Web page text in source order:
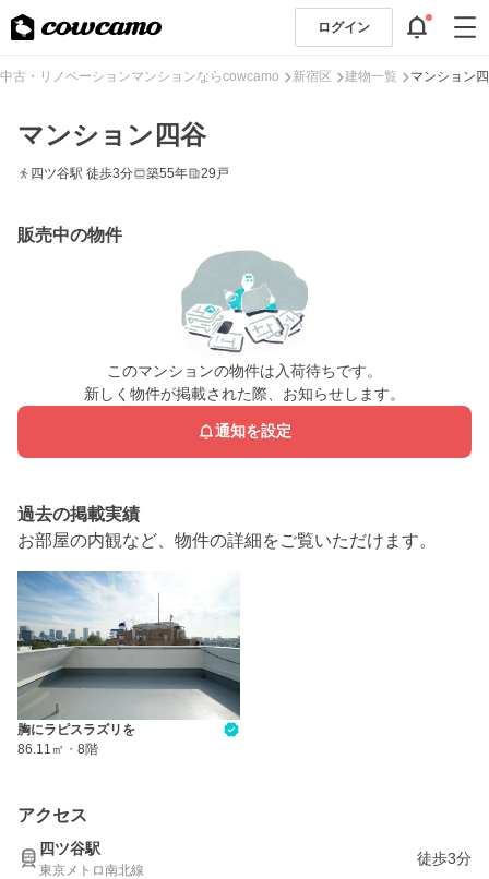
ログイン
中古・リノベーションマンションならcowcamo 新宿区 建物一覧 マンション
マンション四谷
四ツ谷駅 徒歩3分 築55年 29戸
販売中の物件
このマンションの物件は入荷待ちです。
新しく物件が掲載された際、お知らせします。
通知を設定
過去の掲載実績
お部屋の内観など、物件の詳細をご覧いただけます。
胸にラピスラズリを
86.11㎡ ・ 8階
アクセス
四ツ谷駅
東京メトロ南北線
徒歩3分